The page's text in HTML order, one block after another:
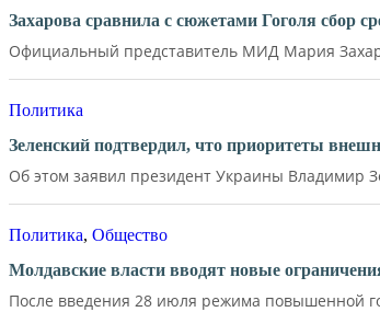
Захарова сравнила с сюжетами Гоголя сбор
Официальный представитель МИД Мария
Политика
Зеленский подтвердил, что приоритеты
Об этом заявил президент Украины Владимир
Политика, Общество
Молдавские власти вводят новые
После введения 28 июля режима повышенной